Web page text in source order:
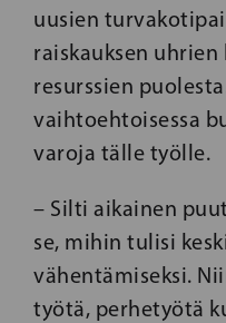
uusien
raiskauksen uhrien
resurssien
vaihtoehtoisessa
varoja tälle työlle.
– Silti aikainen
se, mihin tulisi
vähentämiseksi.
työtä, perhetyötä